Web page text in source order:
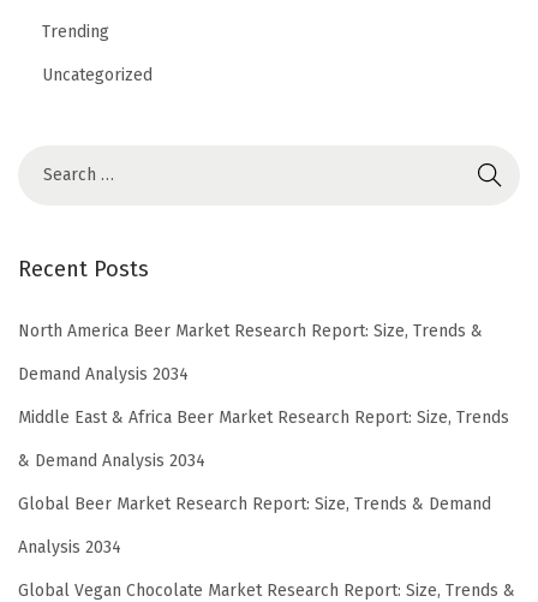
Trending
Uncategorized
Recent Posts
North America Beer Market Research Report: Size, Trends &
Demand Analysis 2034
Middle East & Africa Beer Market Research Report: Size, Trends
& Demand Analysis 2034
Global Beer Market Research Report: Size, Trends & Demand
Analysis 2034
Global Vegan Chocolate Market Research Report: Size, Trends &